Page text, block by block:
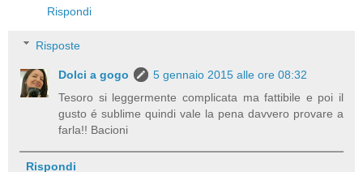
Rispondi
Risposte
Dolci a gogo
5 gennaio 2015 alle ore 08:32
Tesoro si leggermente complicata ma fattibile e poi il
gusto é sublime quindi vale la pena davvero provare a
farla!! Bacioni
Rispondi